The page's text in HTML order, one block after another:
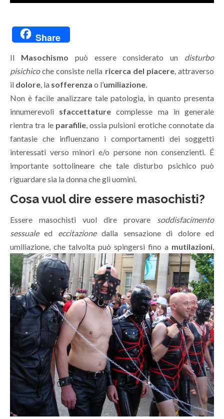
Share
Il Masochismo può essere considerato un disturbo
pisichicoche consiste nella ricerca del piacere, attraverso
il dolore, la sofferenza o l’umiliazione.
Non è facile analizzare tale patologia, in quanto presenta
innumerevoli sfaccettature complesse ma in generale
rientra tra le parafilie, ossia pulsioni erotiche connotate da
fantasie che influenzano i comportamenti dei soggetti
interessati verso minori e/o persone non consenzienti. É
importante sottolineare che tale disturbo psichico può
riguardare sia la donna che gli uomini.
Cosa vuol dire essere masochisti?
Essere masochisti vuol dire provare soddisfacimento
sessualeed eccitazionedalla sensazione di dolore ed
umiliazione, che talvolta può spingersi fino a mutilazioni,